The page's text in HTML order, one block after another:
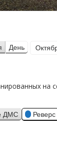
День
Месяц
на
ДМС Реверс